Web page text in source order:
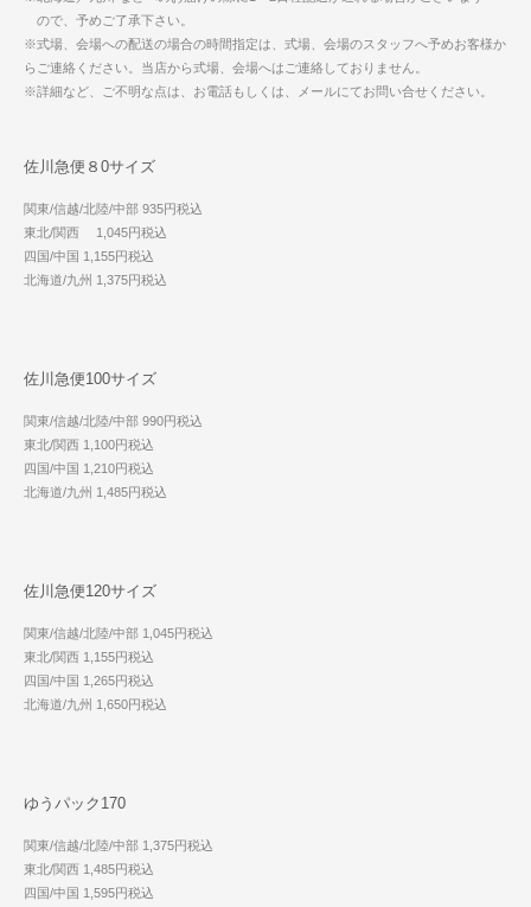
ので、予めご了承下さい。
※式場、会場への配送の場合の時間指定は、式場、会場のスタッフへ予めお客様か
らご連絡ください。当店から式場、会場へはご連絡しておりません。
※詳細など、ご不明な点は、お電話もしくは、メールにてお問い合せください。
佐川急便８0サイズ
関東/信越/北陸/中部 935円税込
東北/関西 1,045円税込
四国/中国 1,155円税込
北海道/九州 1,375円税込
佐川急便100サイズ
関東/信越/北陸/中部 990円税込
東北/関西 1,100円税込
四国/中国 1,210円税込
北海道/九州 1,485円税込
佐川急便120サイズ
関東/信越/北陸/中部 1,045円税込
東北/関西 1,155円税込
四国/中国 1,265円税込
北海道/九州 1,650円税込
ゆうパック170
関東/信越/北陸/中部 1,375円税込
東北/関西 1,485円税込
四国/中国 1,595円税込